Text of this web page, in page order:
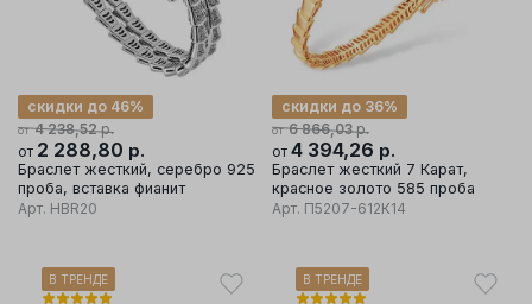
от 4 238,52р.
скидки до 46%
от 2 288,80 р.
Браслет жесткий, серебро 925
проба, вставка фианит
Арт. HBR20
от 6 866,03р.
скидки до 36%
от 4 394,26 р.
Браслет жесткий 7 Карат,
красное золото 585 проба
Арт. П5207-612К14
В ТРЕНДЕ В ТРЕНДЕ